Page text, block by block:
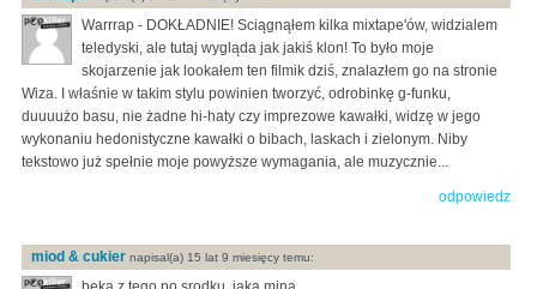
Warrrap - DOKŁADNIE! Sciągnąłem kilka mixtape'ów, widzialem
teledyski, ale tutaj wygląda jak jakiś klon! To było moje
skojarzenie jak lookałem ten filmik dziś, znalazłem go na stronie
Wiza. I właśnie w takim stylu powinien tworzyć, odrobinkę g-funku,
duuuużo basu, nie żadne hi-haty czy imprezowe kawałki, widzę w jego
wykonaniu hedonistyczne kawałki o bibach, laskach i zielonym. Niby
tekstowo już spełnie moje powyższe wymagania, ale muzycznie...
odpowiedz
miod & cukier napisal(a) 15 lat 9 miesięcy temu: